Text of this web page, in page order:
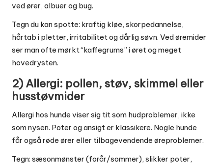
ved ører, albuer og bug.
Tegn du kan spotte: kraftig kløe, skorpedannelse,
hårtab i pletter, irritabilitet og dårlig søvn. Ved øremider
ser man ofte mørkt “kaffegrums” i øret og meget
hovedrysten.
2) Allergi: pollen, støv, skimmel eller
husstøvmider
Allergi hos hunde viser sig tit som hudproblemer, ikke
som nysen. Poter og ansigt er klassikere. Nogle hunde
får også røde ører eller tilbagevendende øreproblemer.
Tegn: sæsonmønster (forår/sommer), slikker poter,